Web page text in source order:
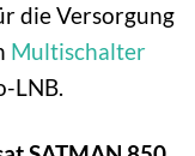
die Versorgung
Multischalter
LNB.